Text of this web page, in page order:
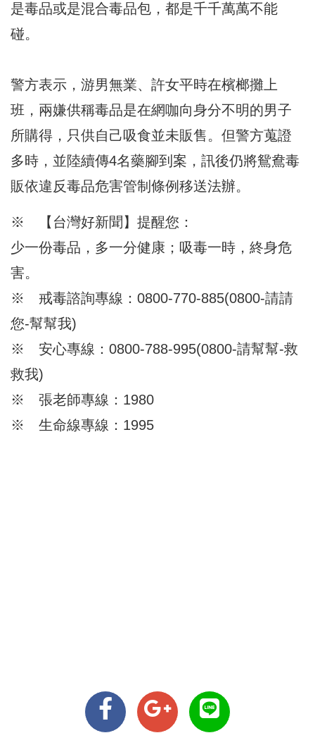
是毒品或是混合毒品包，都是千千萬萬不能
碰。
警方表示，游男無業、許女平時在檳榔攤上
班，兩嫌供稱毒品是在網咖向身分不明的男子
所購得，只供自己吸食並未販售。但警方蒐證
多時，並陸續傳4名藥腳到案，訊後仍將鴛鴦毒
販依違反毒品危害管制條例移送法辦。
※ 【台灣好新聞】提醒您：
少一份毒品，多一分健康；吸毒一時，終身危
害。
※ 戒毒諮詢專線：0800-770-885(0800-請請
您-幫幫我)
※ 安心專線：0800-788-995(0800-請幫幫-救
救我)
※ 張老師專線：1980
※ 生命線專線：1995